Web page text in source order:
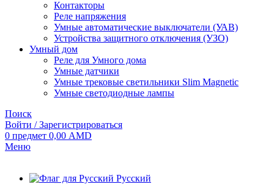
Контакторы
Реле напряжения
Умные автоматические выключатели (УАВ)
Устройства защитного отключения (УЗО)
Умный дом
Реле для Умного дома
Умные датчики
Умные трековые светильники Slim Magnetic
Умные светодиодные лампы
Поиск
Войти / Зарегистрироваться
0 предмет 0,00 AMD
Меню
Русский